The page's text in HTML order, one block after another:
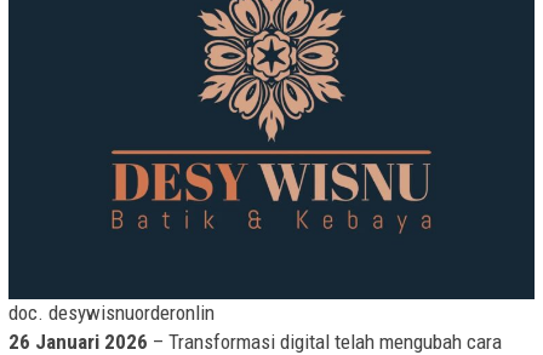
doc. desywisnuorderonlin
26 Januari 2026 – Transformasi digital telah mengubah cara